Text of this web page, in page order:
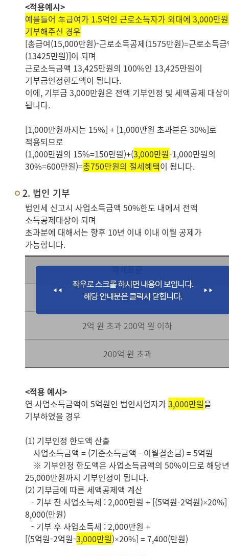
<적용예시>
예를들어 年급여가 1.5억인 근로소득자가 외대에 3,000만
기부해주신 경우
[총급여(15,000만원)-근로소득공제(1575만원)=근로소득
(13425만원)]이 되며
근로소득금액 13,425만원의 100%인 13,425만원이
기부금인정한도액이 됩니다.
이에, 기부금 3,000만원은 전액 기부인정 및 세액공제 대상
됩니다.
[1,000만원까지는 15%] + [1,000만원 초과분은 30%]로
적용되므로
(1,000만원의 15%=150만원)+(3,000만원-1,000만원의
30%=600만원)=총750만원의 절세혜택이 됩니다.
2. 법인 기부
법인세 신고시 사업소득금액 50%한도 내에서 전액
소득공제대상이 되며
초과분에 대해서는 향후 10년 이내 이내 이월 공제가
가능합니다.
과세표준
2억 원 이하
2억 원 초과 200억 원 이하
200억 원 초과
<적용 예시>
연 사업소득금액이 5억원인 법인사업자가3,000만원을
기부하였을 경우
(1) 기부인정 한도액 산출
사업소득금액 = (기준소득금액 - 이월결손금) = 5억원
※ 기부인정 한도액은 사업소득금액의 50%이므로 해당
25,000만원까지 기부인정이 됩니다.
(2) 기부금에 따른 세액공제액 계산
- 기부 전 사업소득세 : 2,000만원 + [(5억원-2억원
8,000(만원)
- 기부 후 사업소득세 : 2,000만원 +
[(5억원-2억원-3,000만원)×20%] = 7,400(만원)